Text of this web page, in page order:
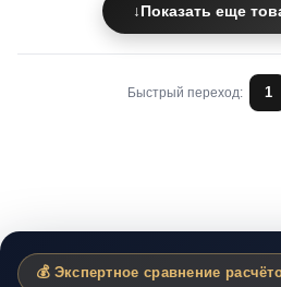
↓Показать еще
Быстрый переход: 1
💰 Экспертное сравнение